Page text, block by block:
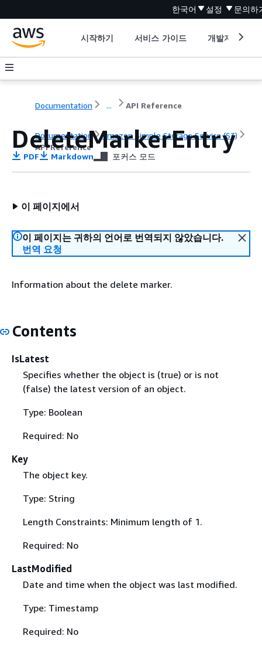
한국어 설정 문의하
시작하기 서비스 가이드 개발자 도구
Documentation ... API Reference
Documentation
Amazon Simple Storage Service (S3)
API Reference
DeleteMarkerEntry
PDF Markdown 포커스 모드
이 페이지에서
이 페이지는 귀하의 언어로 번역되지 않았습니다.
번역 요청
Information about the delete marker.
Contents
IsLatest
Specifies whether the object is (true) or is not
(false) the latest version of an object.
Type: Boolean
Required: No
Key
The object key.
Type: String
Length Constraints: Minimum length of 1.
Required: No
LastModified
Date and time when the object was last modified.
Type: Timestamp
Required: No